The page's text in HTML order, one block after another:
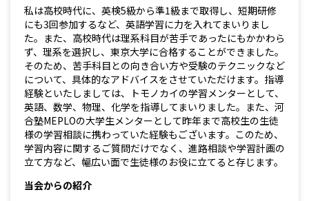
私は高校時代に、英検5級から準1級まで取得し、短期研修
にも3回参加するなど、英語学習に力を入れてまいりまし
た。また、高校時代は理系科目が苦手であったにもかかわら
ず、理系を選択し、東京大学に合格することができました。
そのため、苦手科目との向き合い方や受験のテクニックなど
について、具体的なアドバイスをさせていただけます。指導
経験といたしましては、トモノカイの学習メンターとして、
英語、数学、物理、化学を指導してまいりました。また、河
合塾MEPLOの大学生メンターとして昨年まで高校生の生徒
様の学習相談に携わっていた経験もございます。このため、
学習内容に関するご質問だけでなく、進路相談や学習計画の
立て方など、幅広い面で生徒様のお役に立てると存じます。
当会からの紹介